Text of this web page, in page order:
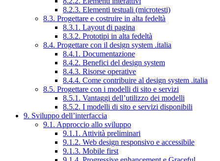
8.2.3. Elementi testuali (microtesti)
8.3. Progettare e costruire in alta fedeltà
8.3.1. Layout di pagina
8.3.2. Prototipi in alta fedeltà
8.4. Progettare con il design system .italia
8.4.1. Documentazione
8.4.2. Benefici del design system
8.4.3. Risorse operative
8.4.4. Come contribuire al design system .italia
8.5. Progettare con i modelli di sito e servizi
8.5.1. Vantaggi dell’utilizzo dei modelli
8.5.2. I modelli di sito e servizi disponibili
9. Sviluppo dell’interfaccia
9.1. Approccio allo sviluppo
9.1.1. Attività preliminari
9.1.2. Web design responsivo e accessibile
9.1.3. Mobile first